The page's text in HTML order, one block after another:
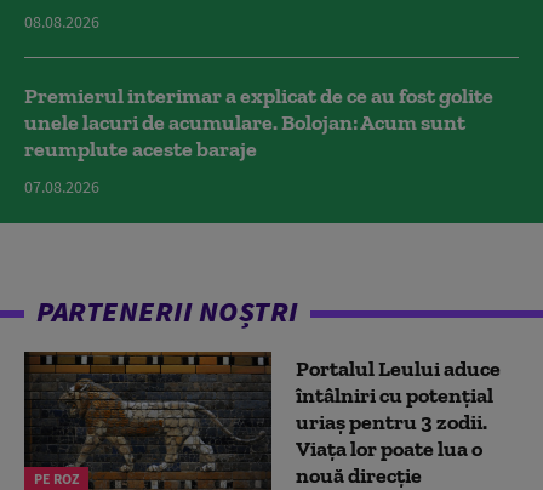
08.08.2026
Premierul interimar a explicat de ce au fost golite
unele lacuri de acumulare. Bolojan: Acum sunt
reumplute aceste baraje
07.08.2026
PARTENERII NOȘTRI
PE ROZ
Portalul Leului aduce
întâlniri cu potențial
uriaș pentru 3 zodii.
Viața lor poate lua o
nouă direcție